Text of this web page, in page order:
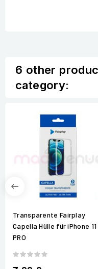
6 other
category:
Transparente Fairplay
Capella Hülle für iPhone 11
PRO